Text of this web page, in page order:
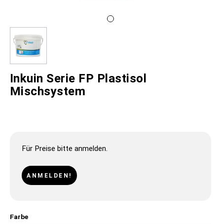
Inkuin Serie FP Plastisol
Mischsystem
Für Preise bitte anmelden.
ANMELDEN!
Farbe